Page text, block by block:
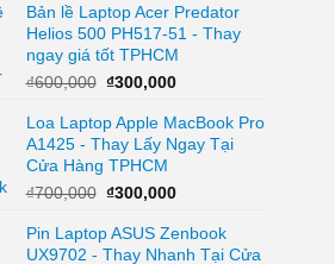
là:
₫1,500,000.
tại
là:
Bản lề Laptop Acer Predator
Helios 500 PH517-51 - Thay
ngay giá tốt TPHCM
₫600,000 Giá
là:
₫600,000.
₫300,000Giá
tại
là:
Loa Laptop Apple MacBook Pro
A1425 - Thay Lấy Ngay Tại
Cửa Hàng TPHCM
₫700,000 Giá
là:
₫700,000.
₫300,000Giá
tại
là:
Pin Laptop ASUS Zenbook
UX9702 - Thay Nhanh Tại Cửa